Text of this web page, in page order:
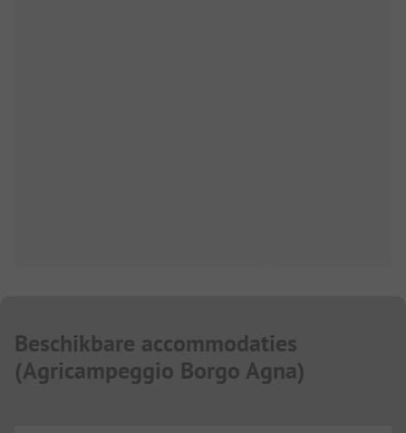
Beschikbare accommodaties
(Agricampeggio Borgo Agna)